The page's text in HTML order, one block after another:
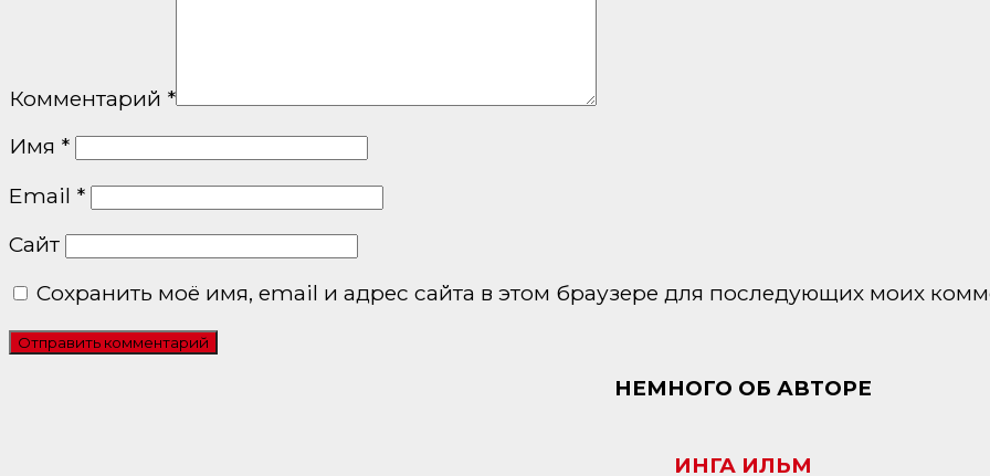
Комментарий *
Имя *
Email *
Сайт
Сохранить моё имя, email и адрес сайта в этом браузере для последующих моих
НЕМНОГО ОБ АВТОРЕ
ИНГА ИЛЬМ